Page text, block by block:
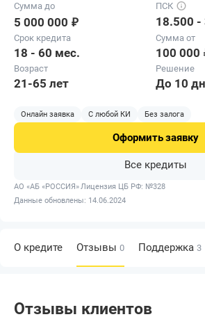
Сумма до
5 000 000 ₽
ПСК
18.500 -
Срок кредита
18 - 60 мес.
Сумма от
100 000
Возраст
21-65 лет
Решение
До 10
Онлайн заявка С любой КИ Без залога
Оформитьзаявку
Все кредиты
АО «АБ «РОССИЯ»Лицензия ЦБ РФ: №328
Данные обновлены: 14.06.2024
О кредите Отзывы 0 Поддержка 3
Отзывы клиентов